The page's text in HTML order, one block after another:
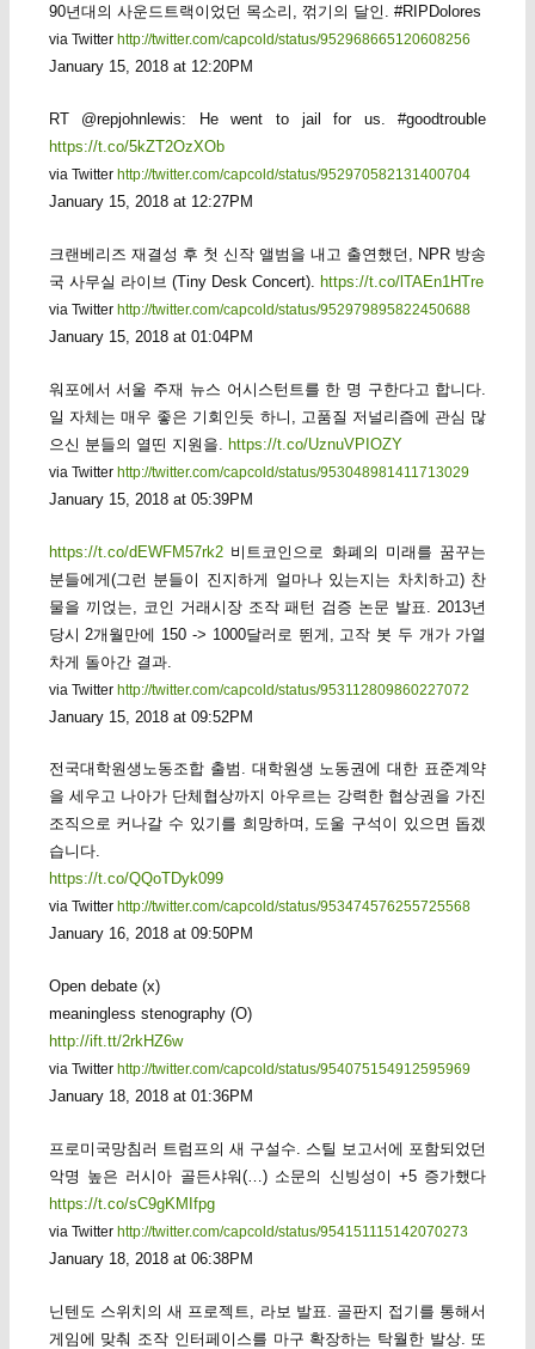
90년대의 사운드트랙이었던 목소리, 꺾기의 달인. #RIPDolores
via Twitter http://twitter.com/capcold/status/952968665120608256
January 15, 2018 at 12:20PM
RT @repjohnlewis: He went to jail for us. #goodtrouble
https://t.co/5kZT2OzXOb
via Twitter http://twitter.com/capcold/status/952970582131400704
January 15, 2018 at 12:27PM
크랜베리즈 재결성 후 첫 신작 앨범을 내고 출연했던, NPR 방송
국 사무실 라이브 (Tiny Desk Concert). https://t.co/lTAEn1HTre
via Twitter http://twitter.com/capcold/status/952979895822450688
January 15, 2018 at 01:04PM
워포에서 서울 주재 뉴스 어시스턴트를 한 명 구한다고 합니다.
일 자체는 매우 좋은 기회인듯 하니, 고품질 저널리즘에 관심 많
으신 분들의 열띤 지원을.
https://t.co/UznuVPIOZY
via Twitter http://twitter.com/capcold/status/953048981411713029
January 15, 2018 at 05:39PM
https://t.co/dEWFM57rk2비트코인으로 화폐의 미래를 꿈꾸는
분들에게(그런 분들이 진지하게 얼마나 있는지는 차치하고) 찬
물을 끼얹는, 코인 거래시장 조작 패턴 검증 논문 발표. 2013년
당시 2개월만에 150 -> 1000달러로 뛴게, 고작 봇 두 개가 가열
차게 돌아간 결과.
via Twitter http://twitter.com/capcold/status/953112809860227072
January 15, 2018 at 09:52PM
전국대학원생노동조합 출범. 대학원생 노동권에 대한 표준계약
을 세우고 나아가 단체협상까지 아우르는 강력한 협상권을 가진
조직으로 커나갈 수 있기를 희망하며, 도울 구석이 있으면 돕겠
습니다.
https://t.co/QQoTDyk099
via Twitter http://twitter.com/capcold/status/953474576255725568
January 16, 2018 at 09:50PM
Open debate (x)
meaningless stenography (O)
http://ift.tt/2rkHZ6w
via Twitter http://twitter.com/capcold/status/954075154912595969
January 18, 2018 at 01:36PM
프로미국망침러 트럼프의 새 구설수. 스틸 보고서에 포함되었던
악명 높은 러시아 골든샤워(…) 소문의 신빙성이 +5 증가했다
https://t.co/sC9gKMIfpg
via Twitter http://twitter.com/capcold/status/954151115142070273
January 18, 2018 at 06:38PM
닌텐도 스위치의 새 프로젝트, 라보 발표. 골판지 접기를 통해서
게임에 맞춰 조작 인터페이스를 마구 확장하는 탁월한 발상. 또